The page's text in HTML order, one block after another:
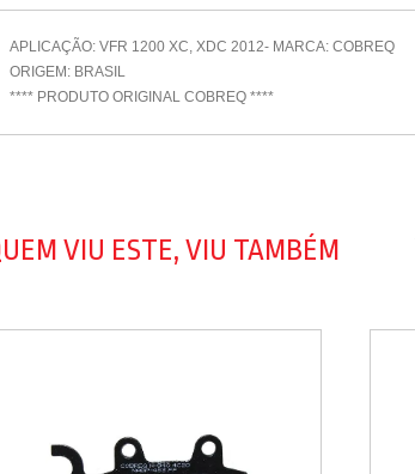
APLICAÇÃO: VFR 1200 XC, XDC 2012- MARCA: COBREQ
ORIGEM: BRASIL
**** PRODUTO ORIGINAL COBREQ ****
VIU ESTE, VIU TAMBÉM